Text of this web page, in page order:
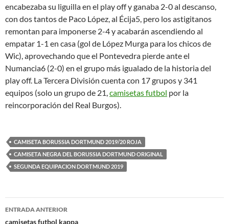
encabezaba su liguilla en el play off y ganaba 2-0 al descanso,
con dos tantos de Paco López, al Écija5, pero los astigitanos
remontan para imponerse 2-4 y acabarán ascendiendo al
empatar 1-1 en casa (gol de López Murga para los chicos de
Wic), aprovechando que el Pontevedra pierde ante el
Numancia6 (2-0) en el grupo más igualado de la historia del
play off. La Tercera División cuenta con 17 grupos y 341
equipos (solo un grupo de 21,camisetas futbol por la
reincorporación del Real Burgos).
CAMISETA BORUSSIA DORTMUND 2019/20 ROJA
CAMISETA NEGRA DEL BORUSSIA DORTMUND ORIGINAL
SEGUNDA EQUIPACION DORTMUND 2019
Navegación
ENTRADA ANTERIOR
camisetas futbol kappa